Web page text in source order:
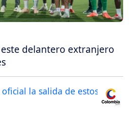
delantero extranjero